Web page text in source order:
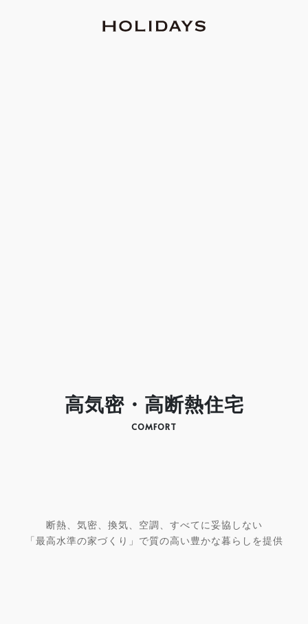
高気密・高断熱住宅
COMFORT
断熱、気密、換気、空調、すべてに妥協しない
「最高水準の家づくり」で質の高い豊かな暮らしを提供